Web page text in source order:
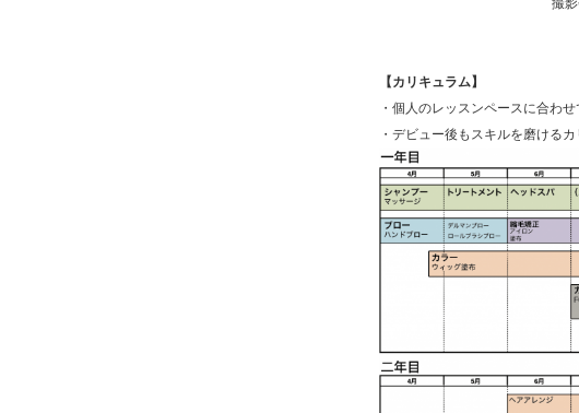
撮
【カリキュラム】
・個人のレッスンペースに合わ
・デビュー後もスキルを磨けるカ